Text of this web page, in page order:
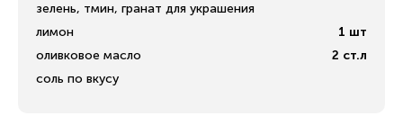
зелень, тмин, гранат для украшения
лимон
1 шт
оливковое масло
2 ст.л
соль по вкусу